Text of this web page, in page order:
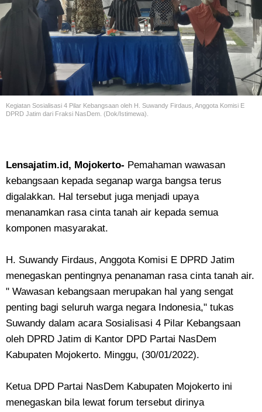
Kegiatan Sosialisasi 4 Pilar Kebangsaan oleh H. Suwandy Firdaus, Anggota Komisi E
DPRD Jatim dari Fraksi NasDem. (Dok/Istimewa).
Lensajatim.id, Mojokerto- Pemahaman wawasan
kebangsaan kepada seganap warga bangsa terus
digalakkan. Hal tersebut juga menjadi upaya
menanamkan rasa cinta tanah air kepada semua
komponen masyarakat.
H. Suwandy Firdaus, Anggota Komisi E DPRD Jatim
menegaskan pentingnya penanaman rasa cinta tanah air.
" Wawasan kebangsaan merupakan hal yang sengat
penting bagi seluruh warga negara Indonesia," tukas
Suwandy dalam acara Sosialisasi 4 Pilar Kebangsaan
oleh DPRD Jatim di Kantor DPD Partai NasDem
Kabupaten Mojokerto. Minggu, (30/01/2022).
Ketua DPD Partai NasDem Kabupaten Mojokerto ini
menegaskan bila lewat forum tersebut dirinya